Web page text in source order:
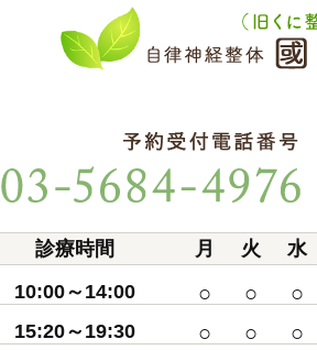
診療時間 月 火 水
10:00～14:00
○ ○ ○
15:20～19:30 ○ ○ ○